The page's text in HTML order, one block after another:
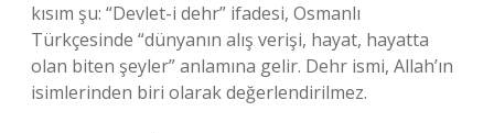
kısım şu: “Devlet-i dehr” ifadesi, Osmanlı
Türkçesinde “dünyanın alış verişi, hayat, hayatta
olan biten şeyler” anlamına gelir. Dehr ismi, Allah’ın
isimlerinden biri olarak değerlendirilmez.